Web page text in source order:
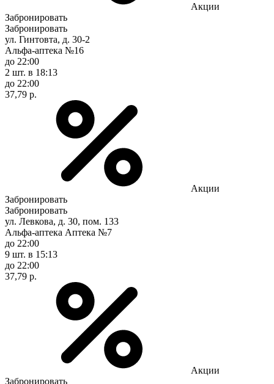
Акции
Забронировать
Забронировать
ул. Гинтовта, д. 30-2
Альфа-аптека №16
до 22:00
2 шт. в 18:13
до 22:00
37,79 р.
Акции
Забронировать
Забронировать
ул. Левкова, д. 30, пом. 133
Альфа-аптека Аптека №7
до 22:00
9 шт. в 15:13
до 22:00
37,79 р.
Акции
Забронировать